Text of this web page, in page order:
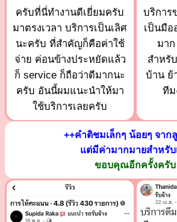
ครับที่นี่ทำงานดีเยี่ยมครับ
มาตรงเวลา บริการเป็นเลิศ
นะครับ ที่สำคัญก็คือค่าใช้
จ่าย ค่อนข้างประหยัดแล้ว
ก็ service ก็ถือว่าดีมากนะ
ครับ อันนี้ผมแนะนำให้มา
ใช้บริการเลยครับ
บริการ
เป็นมือ
มา
สำหรั
บ้าน ย้
ทีม
++คำติชมเล็กๆ น้อยๆ จาก
แต่มีค่ามากมายสำหรับ
ขอบคุณอีกครั้งครับ